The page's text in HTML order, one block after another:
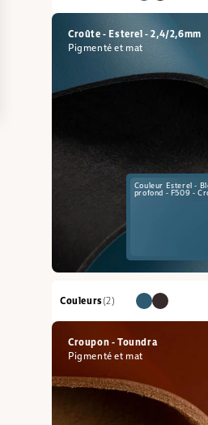
Croûte - Esterel - 2,4/2,6mm
Pigmenté et mat
Couleur Esterel -
profond - F509 -
Couleurs(2)
Croupon - Toundra
Pigmenté et mat